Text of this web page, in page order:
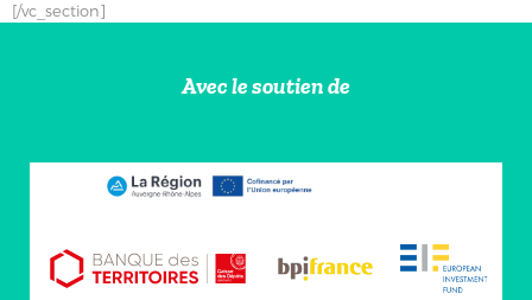
[/vc_section]
Avec le soutien de